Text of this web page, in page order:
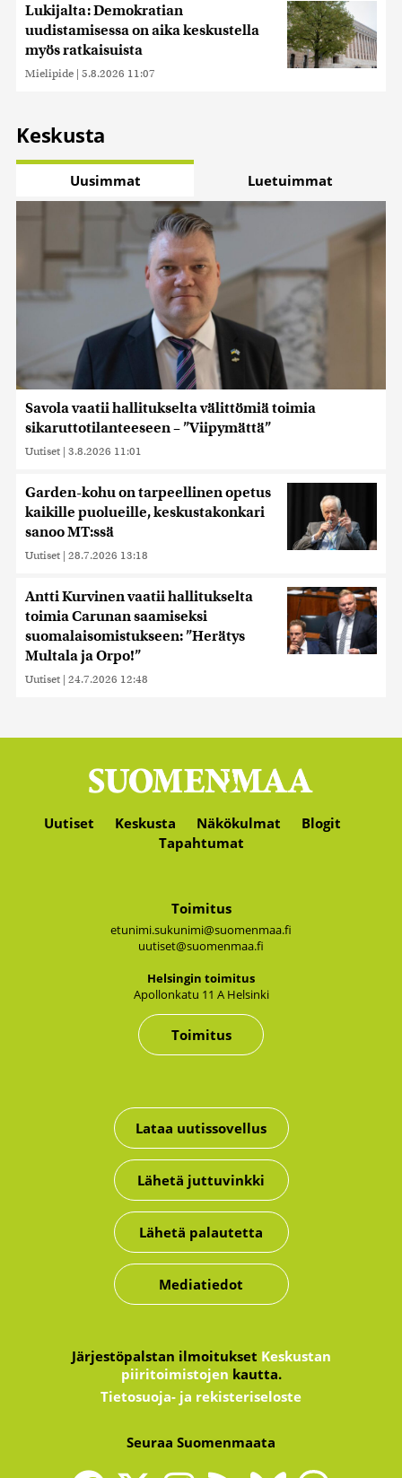
Lukijalta: Demokratian
uudistamisessa on aika keskustella
myös ratkaisuista
Mielipide | 5.8.2026 11:07
Keskusta
Uusimmat Luetuimmat
Savola vaatii hallitukselta välittömiä toimia
sikaruttotilanteeseen – ”Viipymättä”
Uutiset | 3.8.2026 11:01
Garden-kohu on tarpeellinen opetus
kaikille puolueille, keskustakonkari
sanoo MT:ssä
Uutiset | 28.7.2026 13:18
Antti Kurvinen vaatii hallitukselta
toimia Carunan saamiseksi
suomalaisomistukseen: ”Herätys
Multala ja Orpo!”
Uutiset | 24.7.2026 12:48
Uutiset Keskusta Näkökulmat
Blogit
Tapahtumat
Toimitus
etunimi.sukunimi@suomenmaa.fi
uutiset@suomenmaa.fi
Hel­sin­gin toi­mi­tus
Apol­lon­ka­tu 11 A Hel­sin­ki
Toimitus
Lataa uutissovellus
Lähetä juttuvinkki
Lähetä palautetta
Mediatiedot
Järjestöpalstan ilmoitukset Keskustan
piiritoimistojen kautta.
Tietosuoja- ja rekisteriseloste
Seuraa Suomenmaata